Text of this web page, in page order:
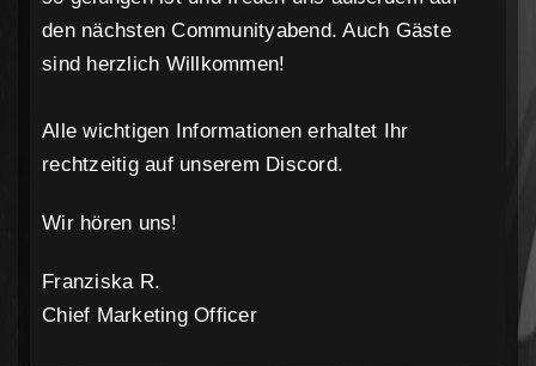
den nächsten Communityabend. Auch Gäste
sind herzlich Willkommen!
Alle wichtigen Informationen erhaltet Ihr
rechtzeitig auf unserem Discord.
Wir hören uns!
Franziska R.
Chief Marketing Officer